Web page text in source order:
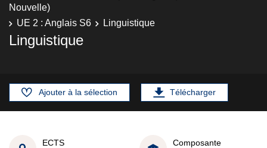
Nouvelle)
UE 2 : Anglais S6
Linguistique
Linguistique
Ajouter à la sélection Télécharger
ECTS
Composante